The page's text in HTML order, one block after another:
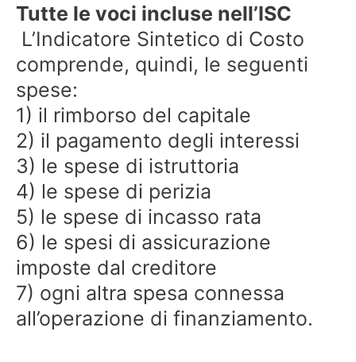
Tutte le voci incluse nell’ISC
L’Indicatore Sintetico di Costo
comprende, quindi, le seguenti
spese:
1) il rimborso del capitale
2) il pagamento degli interessi
3) le spese di istruttoria
4) le spese di perizia
5) le spese di incasso rata
6) le spesi di assicurazione
imposte dal creditore
7) ogni altra spesa connessa
all’operazione di finanziamento.